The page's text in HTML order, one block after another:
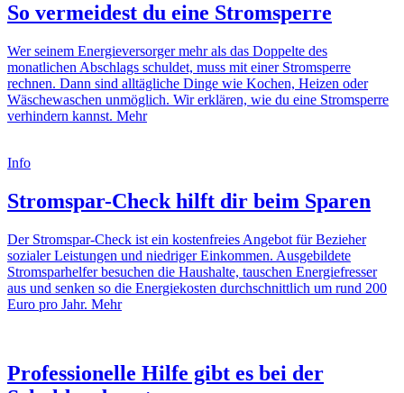
So vermeidest du eine Stromsperre
Wer seinem Energieversorger mehr als das Doppelte des
monatlichen Abschlags schuldet, muss mit einer Stromsperre
rechnen. Dann sind alltägliche Dinge wie Kochen, Heizen oder
Wäschewaschen unmöglich. Wir erklären, wie du eine Stromsperre
verhindern kannst. Mehr
Info
Stromspar-Check hilft dir beim Sparen
Der Stromspar-Check ist ein kostenfreies Angebot für Bezieher
sozialer Leistungen und niedriger Einkommen. Ausgebildete
Stromsparhelfer besuchen die Haushalte, tauschen Energiefresser
aus und senken so die Energiekosten durchschnittlich um rund 200
Euro pro Jahr. Mehr
Professionelle Hilfe gibt es bei der